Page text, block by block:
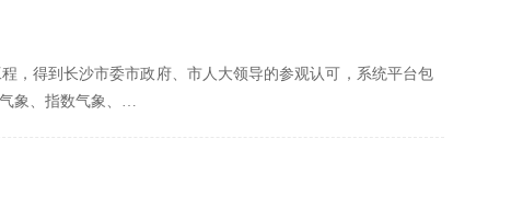
，得到长沙市委市政府、市人大领导的参观认可，系统平台包
象、指数气象、…